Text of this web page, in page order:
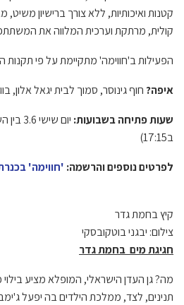
קטנות ואיכותיות, ללא צורך ברישיון
קולית, מרתקת וערכית המלווה את
הפעילות ב'חווימה' מתקיימת על פי תקנות
איפה?חוף גינוסר, סמוך לבית יגאל אלון,
שעות פתיחה בשבועות:
ב17:15)
לפרטים נוספים והרשמה: 'חווימה'
קיץ בחמת גדר
צילום: יבגני בוטקובסקי
חגיגת מים בחמת גדר
מה? גן העדן הישראלי, המופלא מציע
תנינים, לצד, ממלכת הילדים בה יפעל